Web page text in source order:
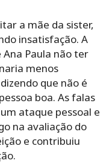
a mãe da sister,
insatisfação. A
Paula não ter
menos
que não é
boa. As falas
ataque pessoal e
na avaliação do
e contribuiu